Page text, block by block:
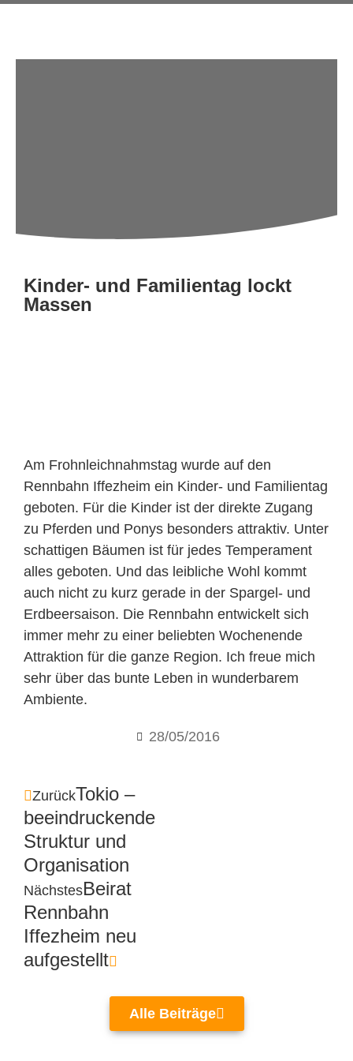
Kinder- und Familientag lockt
Massen
Am Frohnleichnahmstag wurde auf den
Rennbahn Iffezheim ein Kinder- und Familientag
geboten. Für die Kinder ist der direkte Zugang
zu Pferden und Ponys besonders attraktiv. Unter
schattigen Bäumen ist für jedes Temperament
alles geboten. Und das leibliche Wohl kommt
auch nicht zu kurz gerade in der Spargel- und
Erdbeersaison. Die Rennbahn entwickelt sich
immer mehr zu einer beliebten Wochenende
Attraktion für die ganze Region. Ich freue mich
sehr über das bunte Leben in wunderbarem
Ambiente.
28/05/2016
ZurückTokio –
beeindruckende
Struktur und
Organisation
NächstesBeirat
Rennbahn
Iffezheim neu
aufgestellt
Alle Beiträge